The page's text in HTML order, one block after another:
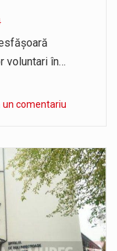
voluntari în…
un comentariu